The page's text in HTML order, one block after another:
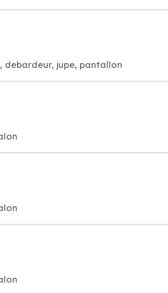
debardeur, jupe, pantallon